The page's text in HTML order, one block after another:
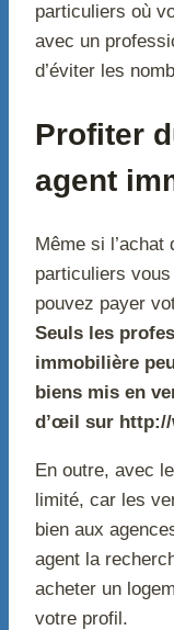
particuliers où
avec un
d’éviter les
Profiter
agent
Même si l’achat
particuliers vous
pouvez payer
Seuls les
immobilière
biens mis en
d’œil sur http://
En outre, avec
limité, car les
bien aux
agent la
acheter un
votre profil.